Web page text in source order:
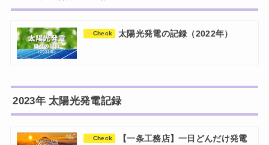
Check 太陽光発電の記録（2022年）
2023年 太陽光発電記録
Check
【一条工務店】一日どんだけ発電